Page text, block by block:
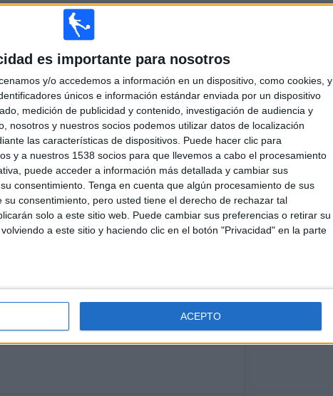
es importante para nosotros
y/o accedemos a información en un dispositivo, como cookies, y
únicos e información estándar enviada por un dispositivo
medición de publicidad y contenido, investigación de audiencia y
nosotros y nuestros socios podemos utilizar datos de localización
las características de dispositivos. Puede hacer clic para
y a nuestros 1538 socios para que llevemos a cabo el procesamiento
puede acceder a información más detallada y cambiar sus
consentimiento. Tenga en cuenta que algún procesamiento de sus
consentimiento, pero usted tiene el derecho de rechazar tal
solo a este sitio web. Puede cambiar sus preferencias o retirar su
a este sitio y haciendo clic en el botón "Privacidad" en la parte
ACEPTO
ESPAÑA
de cuándo y dónde se televisan los partidos deFútboldel
datos:
ÚLTIMO PARTIDO EN ABIERTO
Corea del Sur - Kuwait
10/06/2025 FIFA Copa Mundial 2026 por
OneFootball, AFC Asian Cup YouTube
6
CANALES TV
422
GRATUÍTO
0
DE PAGO